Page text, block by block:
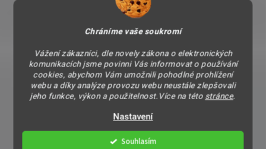
Chráníme vaše soukromí
Vážení zákazníci, dle novely zákona o elektronických
komunikacích jsme povinni Vás informovat o používání
cookies, abychom Vám umožnili pohodlné prohlížení
webu a díky analýze provozu webu neustále zlepšovali
jeho funkce, výkon a použitelnost.Více na této stránce.
Nastavení
Souhlasím